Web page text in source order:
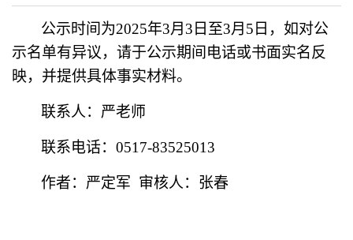
公示时间为2025年3月 3 日至3月 5 日，如对公
示名单有异议，请于公示期间电话或书面实名反
映，并提供具体事实材料。
联系人：严老师
联系电话： 0517-83525013
作者：严定军 审核人：张春